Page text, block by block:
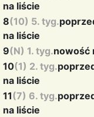
na liście
8(10) 5. tyg.
na liście
9(N) 1. tyg.nowość
10(1) 2. tyg.
na liście
11(7) 6. tyg.
na liście